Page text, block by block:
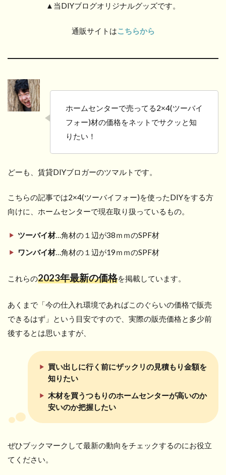
▲当DIYブログオリジナルグッズです。
通販サイトは こちらから
ホームセンターで売ってる2×4(ツーバイ
フォー)材の価格をネットでサクッと知
りたい！
どーも、賃貸DIYブロガーのツマルトです。
こちらの記事では2×4(ツーバイフォー)を使ったDIYをする方
向けに、ホームセンターで現在取り扱っているもの。
ツーバイ材…角材の１辺が38ｍｍのSPF材
ワンバイ材…角材の１辺が19ｍｍのSPF材
これらの2023年最新の価格を掲載しています。
あくまで「今の仕入れ環境であればこのぐらいの価格で販売
できるはず」という目安ですので、実際の販売価格と多少前
後するとは思いますが、
買い出しに行く前にザックリの見積もり金額を
知りたい
木材を買うつもりのホームセンターが高いのか
安いのか把握したい
ぜひブックマークして最新の動向をチェックするのにお役立
てください。